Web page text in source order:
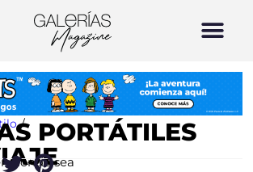
/
PORTÁTILES
donde sea